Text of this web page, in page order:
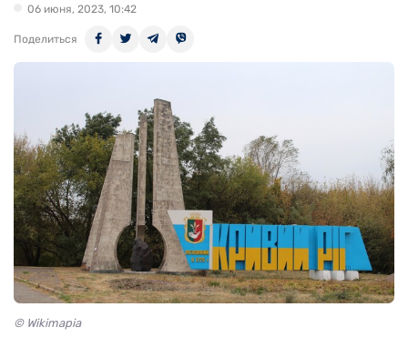
06 июня, 2023, 10:42
Поделиться
© Wikimapia